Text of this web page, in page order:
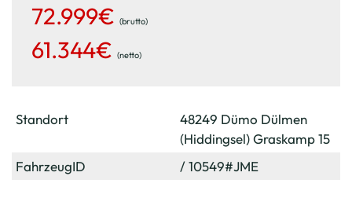
72.999€ (brutto)
61.344€ (netto)
Standort
FahrzeugID
48249 Dümo Dülmen
(Hiddingsel) Graskamp 15
/ 10549#JME